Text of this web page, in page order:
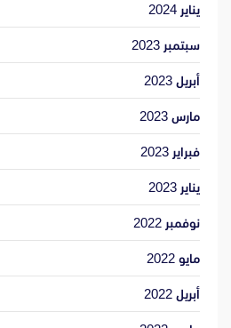
يناير 2024
سبتمبر 2023
أبريل 2023
مارس 2023
فبراير 2023
يناير 2023
نوفمبر 2022
مايو 2022
أبريل 2022